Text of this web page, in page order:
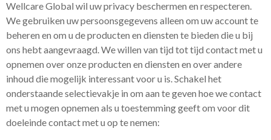
Wellcare Global wil uw privacy beschermen en respecteren.
We gebruiken uw persoonsgegevens alleen om uw account te
beheren en om u de producten en diensten te bieden die u bij
ons hebt aangevraagd. We willen van tijd tot tijd contact met u
opnemen over onze producten en diensten en over andere
inhoud die mogelijk interessant voor u is. Schakel het
onderstaande selectievakje in om aan te geven hoe we contact
met u mogen opnemen als u toestemming geeft om voor dit
doeleinde contact met u op te nemen: